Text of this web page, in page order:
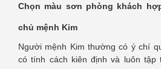
Chọn màu sơn phòng khách
chủ mệnh Kim
Người mệnh Kim thường có ý chí
có tính cách kiên định và luôn tập